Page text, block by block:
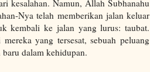
kesalahan. Namun, Allah Subhanahu
Nya telah memberikan jalan keluar
kembali ke jalan yang lurus: taubat.
yang tersesat, sebuah peluang
dalam kehidupan.